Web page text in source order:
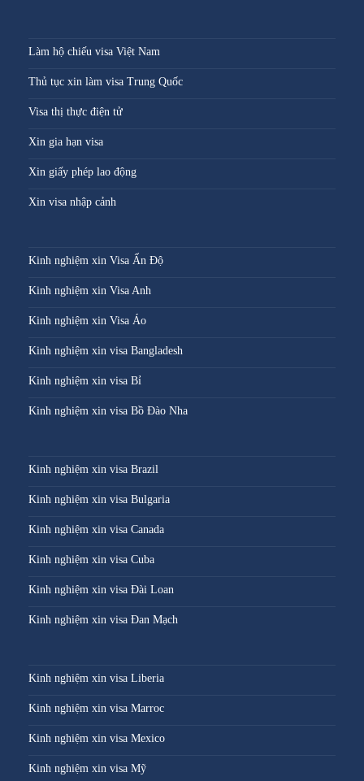
Làm hộ chiếu visa Việt Nam
Thủ tục xin làm visa Trung Quốc
Visa thị thực điện tử
Xin gia hạn visa
Xin giấy phép lao động
Xin visa nhập cảnh
Kinh nghiệm xin Visa Ấn Độ
Kinh nghiệm xin Visa Anh
Kinh nghiệm xin Visa Áo
Kinh nghiệm xin visa Bangladesh
Kinh nghiệm xin visa Bỉ
Kinh nghiệm xin visa Bồ Đào Nha
Kinh nghiệm xin visa Brazil
Kinh nghiệm xin visa Bulgaria
Kinh nghiệm xin visa Canada
Kinh nghiệm xin visa Cuba
Kinh nghiệm xin visa Đài Loan
Kinh nghiệm xin visa Đan Mạch
Kinh nghiệm xin visa Liberia
Kinh nghiệm xin visa Marroc
Kinh nghiệm xin visa Mexico
Kinh nghiệm xin visa Mỹ